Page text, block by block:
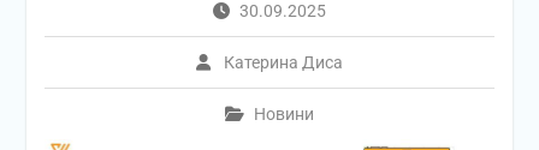
30.09.2025
Катерина Диса
Новини